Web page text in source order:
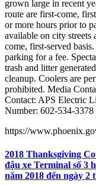
grown large in recent
route are first-come,
or more hours prior to
available on city streets
come, first-served
parking for a fee.
trash and litter
cleanup. Coolers are
prohibited. Media
Contact: APS Electric
Number: 602-534-
https://
2018 Thanksgiving
đậu xe Terminal số 3
năm 2018 đến ngày 2